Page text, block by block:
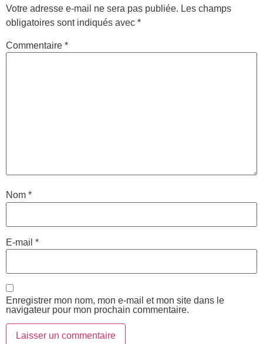
Votre adresse e-mail ne sera pas publiée. Les champs
obligatoires sont indiqués avec *
Commentaire *
Nom *
E-mail *
Enregistrer mon nom, mon e-mail et mon site dans le
navigateur pour mon prochain commentaire.